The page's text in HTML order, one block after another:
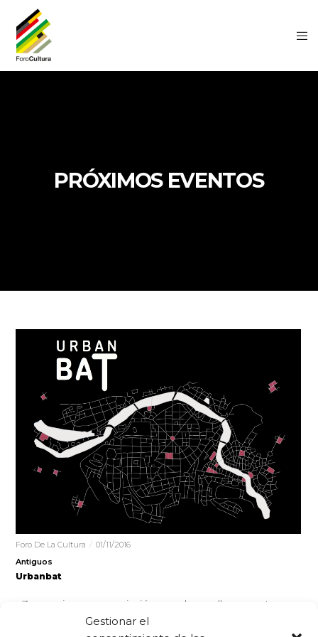
Gestionar el
PRÓXIMOS EVENTOS
Foro De La Cultura
01/11/2016
Antiguos
Urbanbat
Zaramari es una asociación que desarrolla proyectos
culturales sobre urbanismo y arquitectura. A través de